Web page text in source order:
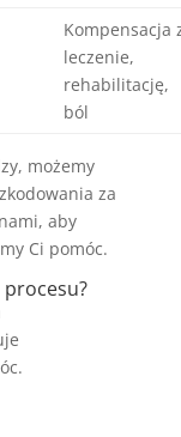
Kompensacja
leczenie,
rehabilitację,
ból
możemy
za
aby
Ci pomóc.